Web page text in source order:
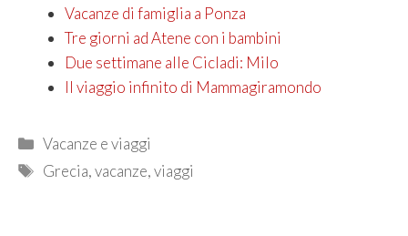
Vacanze di famiglia a Ponza
Tre giorni ad Atene con i bambini
Due settimane alle Cicladi: Milo
Il viaggio infinito di Mammagiramondo
Categories
Vacanze e viaggi
Tags
Grecia,vacanze,viaggi